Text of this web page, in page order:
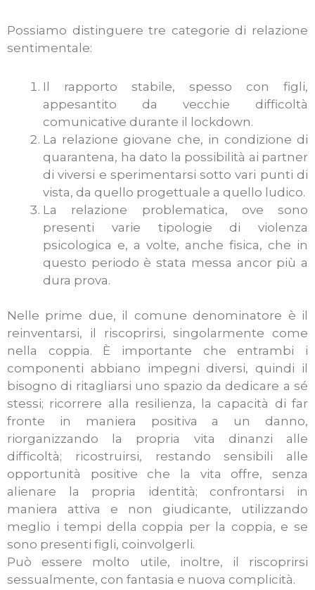
Possiamo distinguere tre categorie di relazione
sentimentale:
Il rapporto stabile, spesso con figli,
appesantito da vecchie difficoltà
comunicative durante il lockdown.
La relazione giovane che, in condizione di
quarantena, ha dato la possibilità ai partner
di viversi e sperimentarsi sotto vari punti di
vista, da quello progettuale a quello ludico.
La relazione problematica, ove sono
presenti varie tipologie di violenza
psicologica e, a volte, anche fisica, che in
questo periodo è stata messa ancor più a
dura prova.
Nelle prime due, il comune denominatore è il
reinventarsi, il riscoprirsi, singolarmente come
nella coppia. È importante che entrambi i
componenti abbiano impegni diversi, quindi il
bisogno di ritagliarsi uno spazio da dedicare a sé
stessi; ricorrere alla resilienza, la capacità di far
fronte in maniera positiva a un danno,
riorganizzando la propria vita dinanzi alle
difficoltà; ricostruirsi, restando sensibili alle
opportunità positive che la vita offre, senza
alienare la propria identità; confrontarsi in
maniera attiva e non giudicante, utilizzando
meglio i tempi della coppia per la coppia, e se
sono presenti figli, coinvolgerli.
Può essere molto utile, inoltre, il riscoprirsi
sessualmente, con fantasia e nuova complicità.